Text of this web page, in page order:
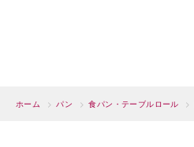
ホーム > パン > 食パン・テーブルロール >